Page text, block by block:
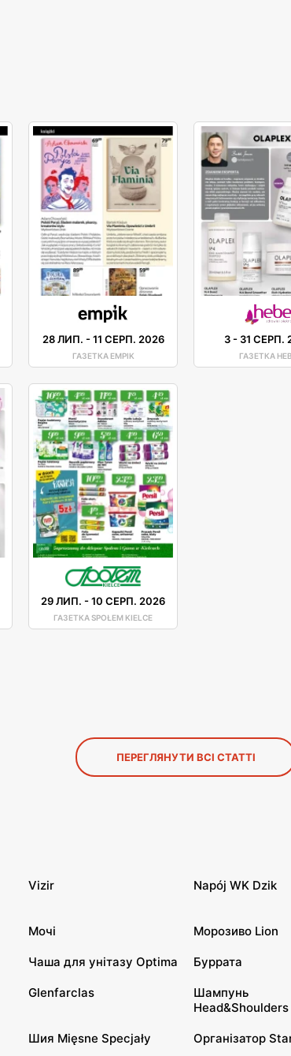
28 ЛИП. -11 СЕРП. 2026
ГАЗЕТКА EMPIK
3- 31 СЕРП.
ГАЗЕТКА
29 ЛИП. -10 СЕРП. 2026
ГАЗЕТКА SPOŁEM KIELCE
ПЕРЕГЛЯНУТИ ВСІ СТАТТІ
Vizir Napój WK Dzik
Мочі Морозиво Lion
Чаша для унітазу Optima Буррата
Glenfarclas
Шампунь
Head&Shoulders
Шия Mięsne Specjały Організатор